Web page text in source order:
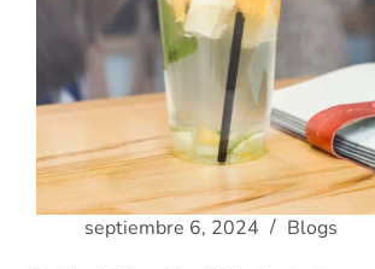
septiembre 6, 2024 Blogs